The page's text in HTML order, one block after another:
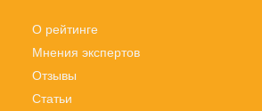
О рейтинге
Мнения экспертов
Отзывы
Статьи